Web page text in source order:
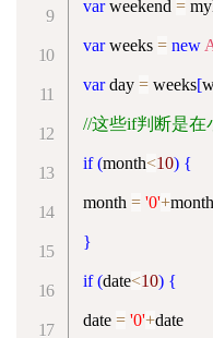
var weekend =
var weeks = new
var day = weeks[
//这些if判断是在
if (month<10) {
month = '0'+
}
if (date<10) {
date = '0'+ date